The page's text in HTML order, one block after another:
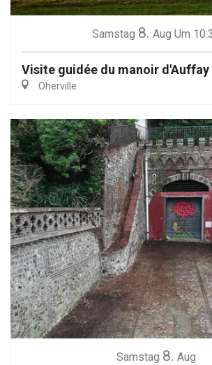
Samstag 8. Aug Um
Visite guidée du manoir d'Auffay
Oherville
Samstag 8. Aug